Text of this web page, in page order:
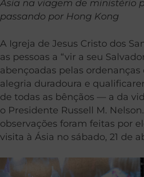
Ásia na viagem de ministério
passando por Hong Kong
A Igreja de Jesus Cristo dos
as pessoas a “vir a seu
abençoadas pelas
alegria duradoura e
de todas as bênçãos — a da
o Presidente Russell M.
observações foram feitas por
visita à Ásia no sábado, 21 de